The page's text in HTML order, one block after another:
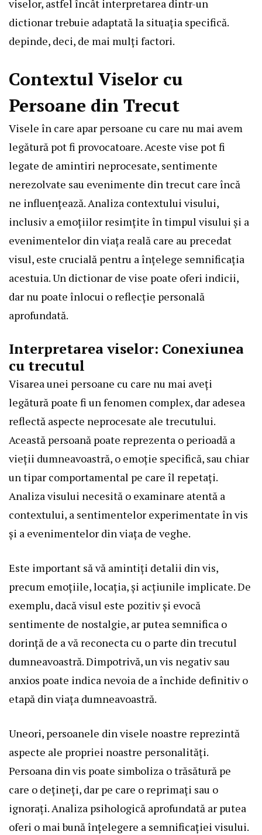
viselor, astfel încât interpretarea dintr-un
dictionar trebuie adaptată la situația specifică.
depinde, deci, de mai mulți factori.
Contextul Viselor cu
Persoane din Trecut
Visele în care apar persoane cu care nu mai avem
legătură pot fi provocatoare. Aceste vise pot fi
legate de amintiri neprocesate, sentimente
nerezolvate sau evenimente din trecut care încă
ne influențează. Analiza contextului visului,
inclusiv a emoțiilor resimțite în timpul visului și a
evenimentelor din viața reală care au precedat
visul, este crucială pentru a înțelege semnificația
acestuia. Un dictionar de vise poate oferi indicii,
dar nu poate înlocui o reflecție personală
aprofundată.
Interpretarea viselor: Conexiunea
cu trecutul
Visarea unei persoane cu care nu mai aveți
legătură poate fi un fenomen complex, dar adesea
reflectă aspecte neprocesate ale trecutului.
Această persoană poate reprezenta o perioadă a
vieții dumneavoastră, o emoție specifică, sau chiar
un tipar comportamental pe care îl repetați.
Analiza visului necesită o examinare atentă a
contextului, a sentimentelor experimentate în vis
și a evenimentelor din viața de veghe.
Este important să vă amintiți detalii din vis,
precum emoțiile, locația, și acțiunile implicate. De
exemplu, dacă visul este pozitiv și evocă
sentimente de nostalgie, ar putea semnifica o
dorință de a vă reconecta cu o parte din trecutul
dumneavoastră. Dimpotrivă, un vis negativ sau
anxios poate indica nevoia de a închide definitiv o
etapă din viața dumneavoastră.
Uneori, persoanele din visele noastre reprezintă
aspecte ale propriei noastre personalități.
Persoana din vis poate simboliza o trăsătură pe
care o dețineți, dar pe care o reprimați sau o
ignorați. Analiza psihologică aprofundată ar putea
oferi o mai bună înțelegere a semnificației visului.